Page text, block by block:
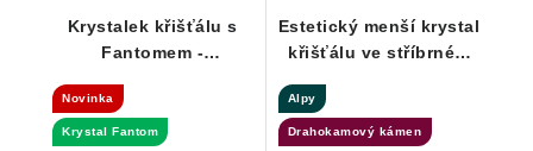
Krystalek křišťálu s
Fantomem -
Mistrovský krystal
Novinka
Krystal Fantom
Estetický menší krystal
křišťálu ve stříbrném
Alpy
Drahokamový kámen